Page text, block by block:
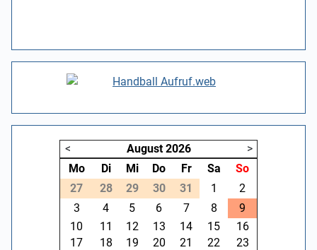
< August 2026
>
Mo
Di Mi Do Fr Sa
So
27
28 29 30 31 1
2
3
4 5 6 7 8
9
10
11 12 13 14 15
16
17
18 19 20 21 22
23